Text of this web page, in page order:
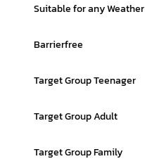
Suitable for any Weather
Barrierfree
Target Group Teenager
Target Group Adult
Target Group Family